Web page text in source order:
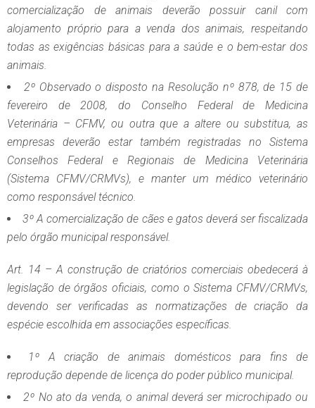
comercialização de animais deverão possuir canil com
alojamento próprio para a venda dos animais, respeitando
todas as exigências básicas para a saúde e o bem-estar dos
animais.
2º Observado o disposto na Resolução nº 878, de 15 de
fevereiro de 2008, do Conselho Federal de Medicina
Veterinária – CFMV, ou outra que a altere ou substitua, as
empresas deverão estar também registradas no Sistema
Conselhos Federal e Regionais de Medicina Veterinária
(Sistema CFMV/CRMVs), e manter um médico veterinário
como responsável técnico.
3º A comercialização de cães e gatos deverá ser fiscalizada
pelo órgão municipal responsável.
Art. 14 – A construção de criatórios comerciais obedecerá à
legislação de órgãos oficiais, como o Sistema CFMV/CRMVs,
devendo ser verificadas as normatizações de criação da
espécie escolhida em associações específicas.
1º A criação de animais domésticos para fins de
reprodução depende de licença do poder público municipal.
2º No ato da venda, o animal deverá ser microchipado ou